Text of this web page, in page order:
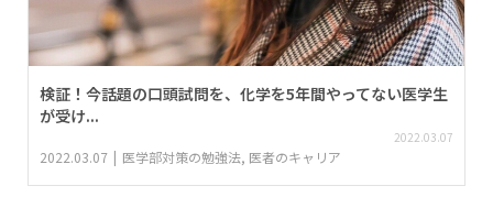
検証！今話題の口頭試問を、化学を5年間やってない医学生
が受け...
2022.03.07
2022.03.07 医学部対策の勉強法, 医者のキャリア